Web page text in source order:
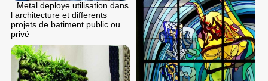
Metal deploye utilisation dans
l architecture et differents
projets de batiment public ou
privé